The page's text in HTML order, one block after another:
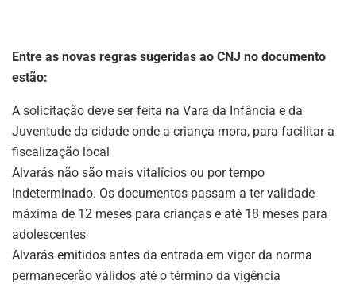
Entre as novas regras sugeridas ao CNJ no documento
estão:
A solicitação deve ser feita na Vara da Infância e da
Juventude da cidade onde a criança mora, para facilitar a
fiscalização local
Alvarás não são mais vitalícios ou por tempo
indeterminado. Os documentos passam a ter validade
máxima de 12 meses para crianças e até 18 meses para
adolescentes
Alvarás emitidos antes da entrada em vigor da norma
permanecerão válidos até o término da vigência